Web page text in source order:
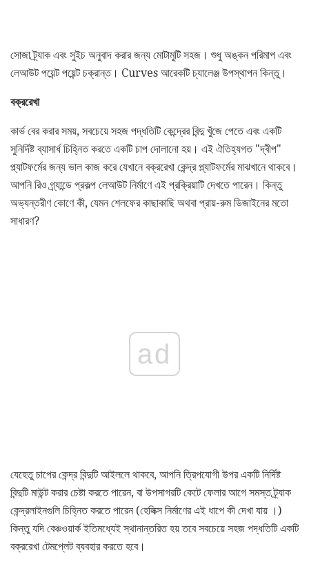
সোজা ট্র্যাক এবং সুইচ অনুবাদ করার জন্য মোটামুটি সহজ। শুধু অঙ্কন পরিমাপ এবং
লেআউট পয়েন্ট পয়েন্ট চক্রান্ত। Curves আরেকটি চ্যালেঞ্জ উপস্থাপন কিন্তু।
বক্ররেখা
কার্ভ বের করার সময়, সবচেয়ে সহজ পদ্ধতিটি কেন্দ্রের বিন্দু খুঁজে পেতে এবং একটি
সুনির্দিষ্ট ব্যাসার্ধ চিহ্নিত করতে একটি চাপ দোলানো হয়। এই ঐতিহ্যগত "দ্বীপ"
প্ল্যাটফর্মের জন্য ভাল কাজ করে যেখানে বক্ররেখা কেন্দ্র প্ল্যাটফর্মের মাঝখানে থাকবে।
আপনি রিও গ্র্যান্ডে প্রকল্প লেআউট নির্মাণে এই প্রক্রিয়াটি দেখতে পারেন। কিন্তু
অভ্যন্তরীণ কোণে কী, যেমন শেলফের কাছাকাছি অথবা প্রায়-রুম ডিজাইনের মতো
সাধারণ?
ad
যেহেতু চাপের কেন্দ্র বিন্দুটি আইললে থাকবে, আপনি ত্রিপযোগী উপর একটি নির্দিষ্ট
বিন্দুটি মাউন্ট করার চেষ্টা করতে পারেন, বা উপসাগরটি কেটে ফেলার আগে সমস্ত ট্র্যাক
কেন্দ্রলাইনগুলি চিহ্নিত করতে পারেন (হেলিক্স নির্মাণের এই ধাপে কী দেখা যায় ।)
কিন্তু যদি বেঞ্চওয়ার্ক ইতিমধ্যেই স্থানান্তরিত হয় তবে সবচেয়ে সহজ পদ্ধতিটি একটি
বক্ররেখা টেমপ্লেট ব্যবহার করতে হবে।